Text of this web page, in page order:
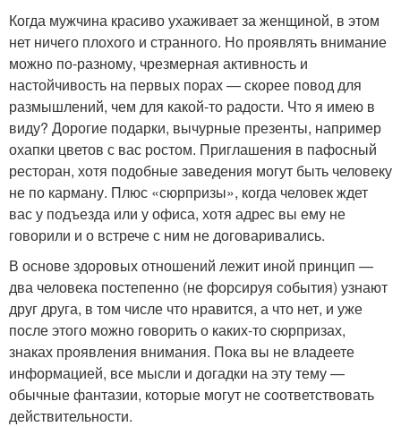
Когда мужчина красиво ухаживает за женщиной, в этом
нет ничего плохого и странного. Но проявлять внимание
можно по-разному, чрезмерная активность и
настойчивость на первых порах — скорее повод для
размышлений, чем для какой-то радости. Что я имею в
виду? Дорогие подарки, вычурные презенты, например
охапки цветов с вас ростом. Приглашения в пафосный
ресторан, хотя подобные заведения могут быть человеку
не по карману. Плюс «сюрпризы», когда человек ждет
вас у подъезда или у офиса, хотя адрес вы ему не
говорили и о встрече с ним не договаривались.
В основе здоровых отношений лежит иной принцип —
два человека постепенно (не форсируя события) узнают
друг друга, в том числе что нравится, а что нет, и уже
после этого можно говорить о каких-то сюрпризах,
знаках проявления внимания. Пока вы не владеете
информацией, все мысли и догадки на эту тему —
обычные фантазии, которые могут не соответствовать
действительности.